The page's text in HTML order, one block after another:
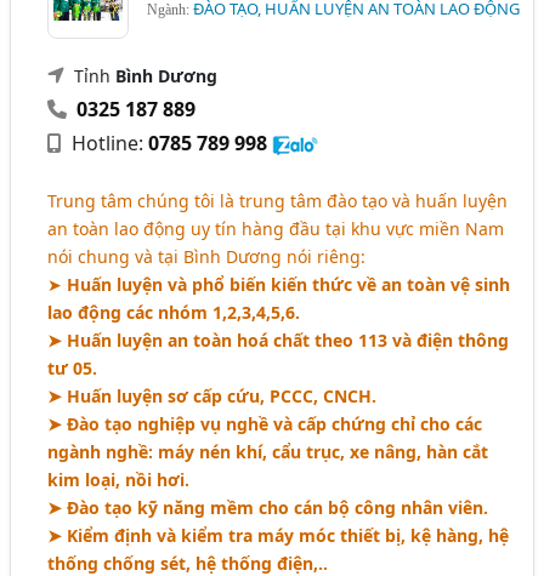
Ngành:ĐÀO TẠO, HUẤN LUYỆN AN TOÀN LAO ĐỘNG
Tỉnh Bình Dương
0325 187 889
Hotline:0785 789 998
Trung tâm chúng tôi là trung tâm đào tạo và huấn luyện
an toàn lao động uy tín hàng đầu tại khu vực miền Nam
nói chung và tại Bình Dương nói riêng:
➤ Huấn luyện và phổ biến kiến thức về an toàn vệ sinh
lao động các nhóm 1,2,3,4,5,6.
➤ Huấn luyện an toàn hoá chất theo 113 và điện thông
tư 05.
➤ Huấn luyện sơ cấp cứu, PCCC, CNCH.
➤ Đào tạo nghiệp vụ nghề và cấp chứng chỉ cho các
ngành nghề: máy nén khí, cẩu trục, xe nâng, hàn cắt
kim loại, nồi hơi.
➤ Đào tạo kỹ năng mềm cho cán bộ công nhân viên.
➤ Kiểm định và kiểm tra máy móc thiết bị, kệ hàng, hệ
thống chống sét, hệ thống điện,..